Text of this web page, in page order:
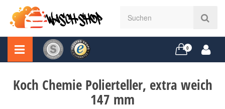
0
Koch Chemie Polierteller, extra weich
147 mm